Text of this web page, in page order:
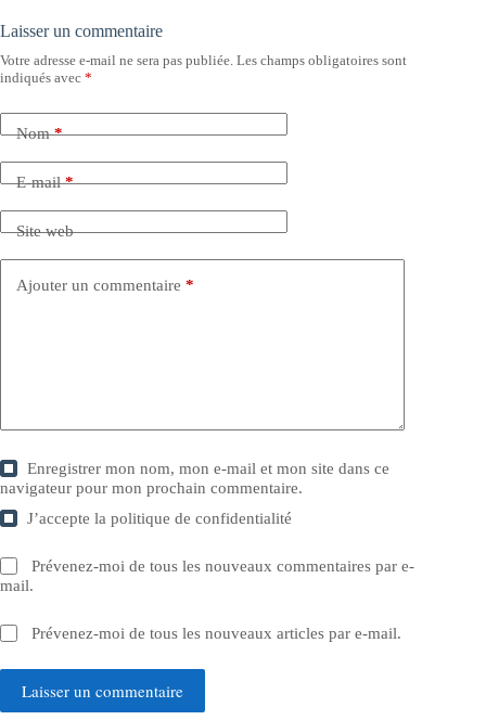
Laisser un commentaire
Votre adresse e-mail ne sera pas publiée. Les champs obligatoires sont
indiqués avec *
Nom*
E-mail*
Site web
Ajouter un commentaire *
Enregistrer mon nom, mon e-mail et mon site dans ce
navigateur pour mon prochain commentaire.
J’accepte lapolitique de confidentialité
Prévenez-moi de tous les nouveaux commentaires par e-
mail.
Prévenez-moi de tous les nouveaux articles par e-mail.
Laisser un commentaire